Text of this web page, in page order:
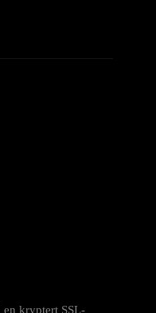
en kryptert SSL-